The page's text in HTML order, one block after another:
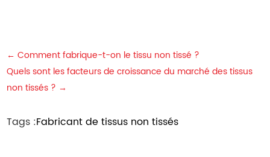
←Comment fabrique-t-on le tissu non tissé ?
Quels sont les facteurs de croissance du marché des tissus
non tissés ? →
Tags :Fabricant de tissus non tissés